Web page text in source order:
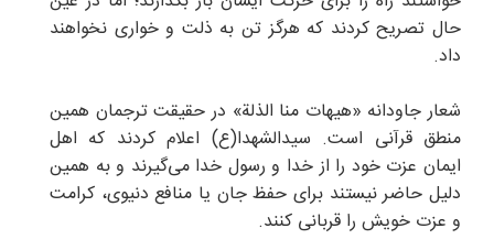
حال تصریح کردند که هرگز تن به ذلت و خواری نخواهند
داد.
شعار جاودانه «هیهات منا الذلة» در حقیقت ترجمان همین
منطق قرآنی است. سیدالشهدا(ع) اعلام کردند که اهل
ایمان عزت خود را از خدا و رسول خدا می‌گیرند و به همین
دلیل حاضر نیستند برای حفظ جان یا منافع دنیوی، کرامت
و عزت خویش را قربانی کنند.